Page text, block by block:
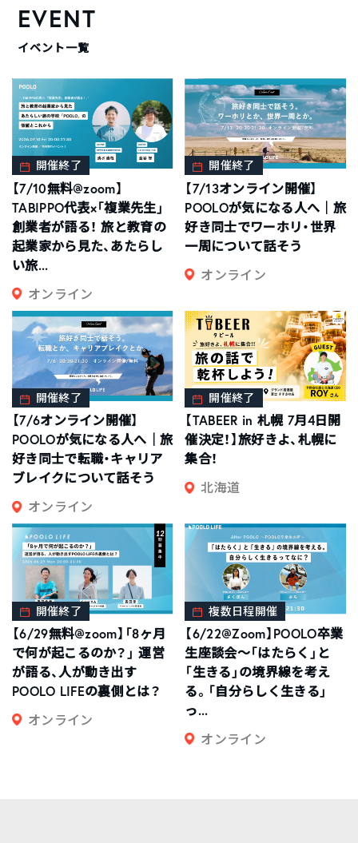
EVENT
イベント一覧
開催終了
【7/10無料@zoom】
TABIPPO代表×「複業先生」
創業者が語る！ 旅と教育の
起業家から見た、あたらし
い旅...
オンライン
開催終了
【7/13オンライン開催】
POOLOが気になる人へ｜旅
好き同士でワーホリ・世界
一周について話そう
オンライン
開催終了
【7/6オンライン開催】
POOLOが気になる人へ｜旅
好き同士で転職・キャリア
ブレイクについて話そう
オンライン
開催終了
【TABEER in 札幌 7月4日開
催決定！】旅好きよ、札幌に
集合！
北海道
開催終了
【6/29無料@zoom】「8ヶ月
で何が起こるのか？」 運営
が語る、人が動き出す
POOLO LIFEの裏側とは？
オンライン
複数日程開催
【6/22@Zoom】POOLO卒業
生座談会〜「はたらく」と
「生きる」の境界線を考え
る。「自分らしく生きる」
っ...
オンライン